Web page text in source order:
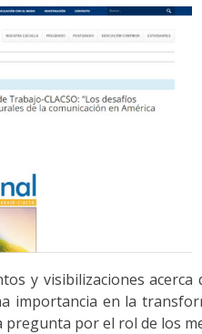
y visibilizaciones
importancia en la
pregunta por el rol de los